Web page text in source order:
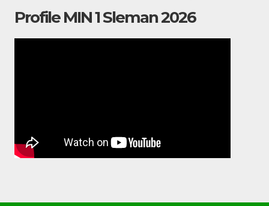
Profile MIN 1 Sleman 2026